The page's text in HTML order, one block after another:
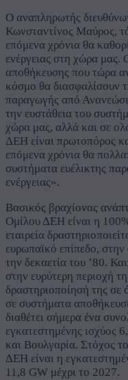
Ο αναπληρωτής
Κωνσταντίνος Μαύρος,
επόμενα χρόνια θα
ενέργειας στη χώρα μας.
αποθήκευσης που τώρα
κόσμο θα διασφαλίσουν
παραγωγής από
την ευστάθεια του
χώρα μας, αλλά και σε
ΔΕΗ είναι πρωτοπόρος
επόμενα χρόνια θα
συστήματα ευέλικτης
ενέργειας».
Βασικός βραχίονας
Ομίλου ΔΕΗ είναι η
εταιρεία
ευρωπαϊκό επίπεδο, στην
την δεκαετία του ’80.
στην ευρύτερη περιοχή
δραστηριοποίησή της σε
σε συστήματα
διαθέτει σήμερα ένα
εγκατεστημένης ισχύος
και Βουλγαρία. Στόχος
ΔΕΗ είναι η
11,8 GW μέχρι το 2027.